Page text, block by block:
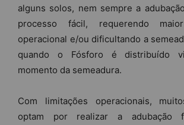
alguns solos, nem sempre a
processo fácil, requerendo
operacional e/ou dificultando a
quando o Fósforo é distribuído
momento da semeadura.
Com limitações operacionais,
optam por realizar a adubação